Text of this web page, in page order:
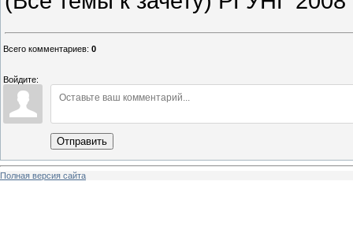
Всего комментариев: 0
Войдите:
Отправить
Полная версия сайта